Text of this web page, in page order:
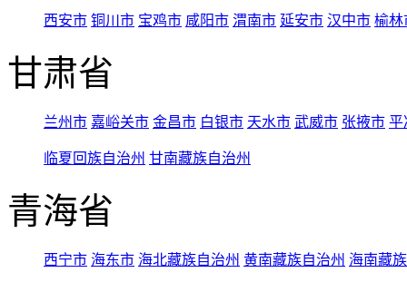
西安市 铜川市 宝鸡市 咸阳市 渭南市 延安市 汉中市 榆林
甘肃省
兰州市 嘉峪关市 金昌市 白银市 天水市 武威市 张掖市 平
临夏回族自治州 甘南藏族自治州
青海省
西宁市 海东市 海北藏族自治州 黄南藏族自治州 海南藏